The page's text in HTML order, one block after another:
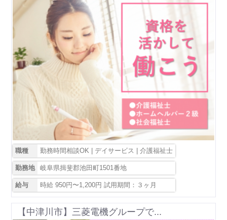
職種 勤務時間相談OK | デイサービス | 介護福祉士
勤務地 岐阜県揖斐郡池田町1501番地
給与 時給 950円〜1,200円 試用期間：３ヶ月
【中津川市】三菱電機グループで...